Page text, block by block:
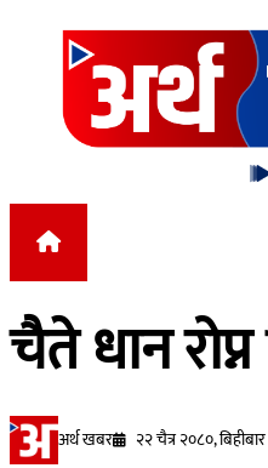
Skip to content
चैते धान
अर्थ खबर २२ चैत्र २०८०,